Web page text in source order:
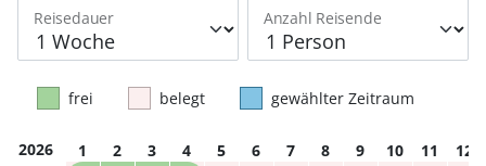
Reisedauer Anzahl Reisende
frei belegt gewählter Zeitraum
2026 1 2 3 4 5 6 7 8 9 10 11
12